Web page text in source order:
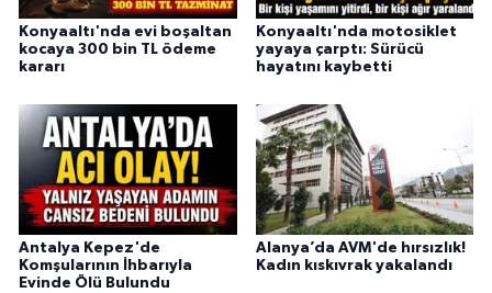
Konyaaltı'nda evi boşaltan
kocaya 300 bin TL ödeme
kararı
Konyaaltı'nda motosiklet
yayaya çarptı: Sürücü
hayatını kaybetti
Antalya Kepez'de
Komşularının İhbarıyla
Evinde Ölü Bulundu
Alanya’da AVM'de hırsızlık!
Kadın kıskıvrak yakalandı